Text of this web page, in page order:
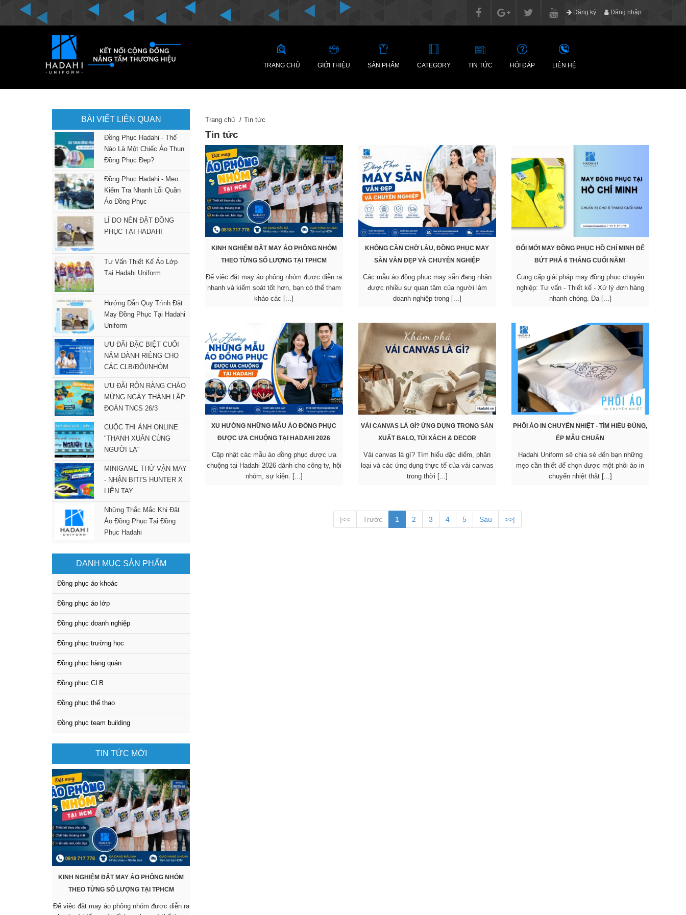
Đăng ký Đăng nhập
TRANG CHỦ GIỚI THIỆU SẢN PHẨM CATEGORY TIN TỨC HỎI ĐÁP LIÊN HỆ
BÀI VIẾT LIÊN QUAN
Đồng Phục Hadahi - Thế
Nào Là Một Chiếc Áo Thun
Đồng Phục Đẹp?
Đồng Phục Hadahi - Mẹo
Kiểm Tra Nhanh Lỗi Quần
Áo Đồng Phục
LÍ DO NÊN ĐẶT ĐỒNG
PHỤC TẠI HADAHI
Tư Vấn Thiết Kế Áo Lớp
Tại Hadahi Uniform
Hướng Dẫn Quy Trình Đặt
May Đồng Phục Tại Hadahi
Uniform
ƯU ĐÃI ĐẶC BIỆT CUỐI
NĂM DÀNH RIÊNG CHO
CÁC CLB/ĐỘI/NHÓM
ƯU ĐÃI RỘN RÀNG CHÀO
MỪNG NGÀY THÀNH LẬP
ĐOÀN TNCS 26/3
CUỘC THI ẢNH ONLINE
"THANH XUÂN CÙNG
NGƯỜI LẠ"
MINIGAME THỬ VẬN MAY
- NHẬN BITI'S HUNTER X
LIỀN TAY
Những Thắc Mắc Khi Đặt
Áo Đồng Phục Tại Đồng
Phục Hadahi
DANH MỤC SẢN PHẨM
Đồng phục áo khoác
Đồng phục áo lớp
Đồng phục doanh nghiệp
Đồng phục trường học
Đồng phục hàng quán
Đồng phục CLB
Đồng phục thể thao
Đồng phục team building
TIN TỨC MỚI
KINH NGHIỆM ĐẶT MAY ÁO PHÔNG NHÓM
THEO TỪNG SỐ LƯỢNG TẠI TPHCM
Để việc đặt may áo phông nhóm được diễn ra
Trang chủ Tin tức
Tin tức
KINH NGHIỆM ĐẶT MAY ÁO PHÔNG NHÓM
THEO TỪNG SỐ LƯỢNG TẠI TPHCM
Để việc đặt may áo phông nhóm được diễn ra
nhanh và kiểm soát tốt hơn, bạn có thể tham
khảo các [...]
KHÔNG CẦN CHỜ LÂU, ĐỒNG PHỤC MAY
SẴN VẪN ĐẸP VÀ CHUYÊN NGHIỆP
Các mẫu áo đồng phục may sẵn đang nhận
được nhiều sự quan tâm của người làm
doanh nghiệp trong [...]
ĐỔI MỚI MAY ĐỒNG PHỤC HỒ CHÍ MINH ĐỂ
BỨT PHÁ 6 THÁNG CUỐI NĂM!
Cung cấp giải pháp may đồng phục chuyên
nghiệp: Tư vấn - Thiết kế - Xử lý đơn hàng
nhanh chóng. Đa [...]
XU HƯỚNG NHỮNG MẪU ÁO ĐỒNG PHỤC
ĐƯỢC ƯA CHUỘNG TẠI HADAHI 2026
Cập nhật các mẫu áo đồng phục được ưa
chuộng tại Hadahi 2026 dành cho công ty, hội
nhóm, sự kiện. [...]
VẢI CANVAS LÀ GÌ? ỨNG DỤNG TRONG SẢN
XUẤT BALO, TÚI XÁCH & DECOR
Vải canvas là gì? Tìm hiểu đặc điểm, phân
loại và các ứng dụng thực tế của vải canvas
trong thời [...]
PHÔI ÁO IN CHUYỂN NHIỆT - TÌM HIỂU ĐÚNG,
ÉP MẪU CHUẨN
Hadahi Uniform sẽ chia sẻ đến bạn những
mẹo cần thiết để chọn được một phôi áo in
chuyển nhiệt thật [...]
|<< Trước 1 2 3 4 5 Sau >>|